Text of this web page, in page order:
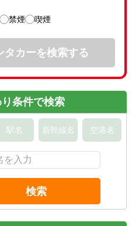
禁煙 喫煙
タカーを検索する
り条件で検索
駅名 新幹線名 空港名
検索